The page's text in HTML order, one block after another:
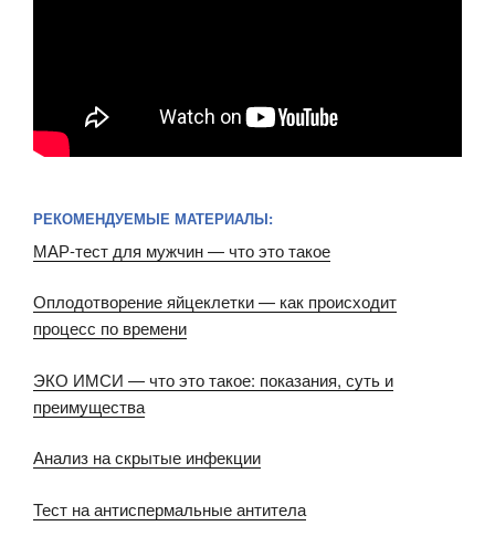
РЕКОМЕНДУЕМЫЕ МАТЕРИАЛЫ:
МАР-тест для мужчин — что это такое
Оплодотворение яйцеклетки — как происходит
процесс по времени
ЭКО ИМСИ — что это такое: показания, суть и
преимущества
Анализ на скрытые инфекции
Тест на антиспермальные антитела